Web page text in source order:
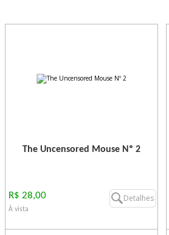
The Uncensored Mouse Nº 2
R$ 28,00
À vista
Detalhes